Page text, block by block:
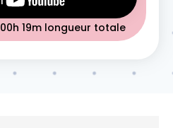
00h 19m longueur totale